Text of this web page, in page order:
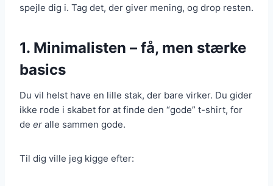
spejle dig i. Tag det, der giver mening, og drop resten.
1. Minimalisten – få, men stærke
basics
Du vil helst have en lille stak, der bare virker. Du gider
ikke rode i skabet for at finde den “gode” t-shirt, for
de er alle sammen gode.
Til dig ville jeg kigge efter: